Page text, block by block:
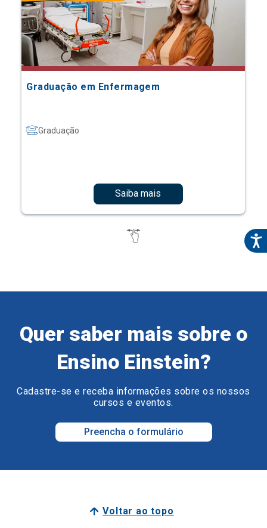
Graduação em Enfermagem
Graduação
Saiba mais
Quer saber mais sobre o
Ensino Einstein?
Cadastre-se e receba informações sobre os nossos
cursos e eventos.
Preencha o formulário
Voltar ao topo